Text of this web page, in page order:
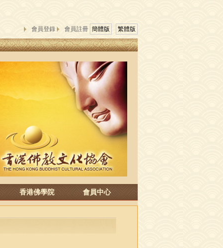
會員登錄 會員註冊 簡體版 繁體版
香港佛學院 會員中心